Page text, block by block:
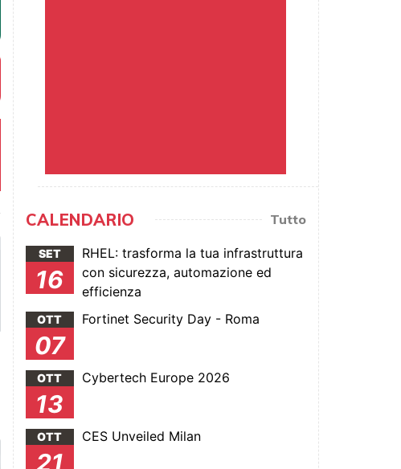
CALENDARIO Tutto
SET
16
RHEL: trasforma la tua infrastruttura
con sicurezza, automazione ed
efficienza
OTT
07
Fortinet Security Day - Roma
OTT
13
Cybertech Europe 2026
OTT
21
CES Unveiled Milan